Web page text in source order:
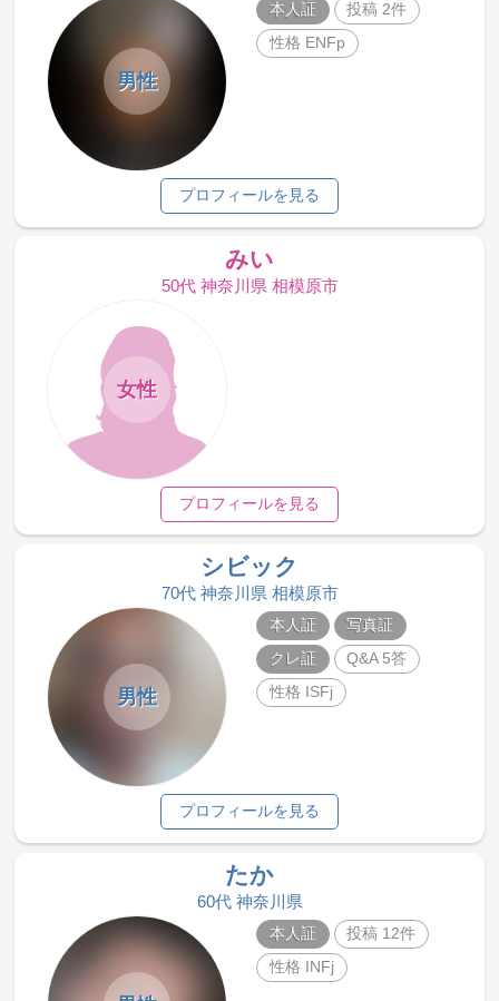
男性
本人証
投稿 2件
性格 ENFp
プロフィールを見る
みい
50代 神奈川県 相模原市
女性
プロフィールを見る
シビック
70代 神奈川県 相模原市
男性
本人証
写真証
クレ証
Q&A 5答
性格 ISFj
プロフィールを見る
たか
60代 神奈川県
本人証
投稿 12件
性格 INFj